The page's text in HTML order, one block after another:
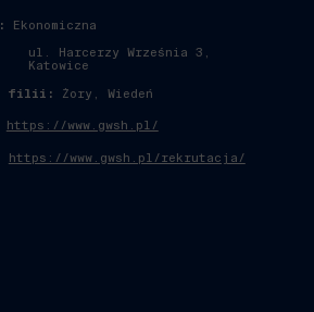
Ekonomiczna
ul. Harcerzy Września 3,
Katowice
filii:
Żory, Wiedeń
https://www.gwsh.pl/
https://www.gwsh.pl/rekrutacja/